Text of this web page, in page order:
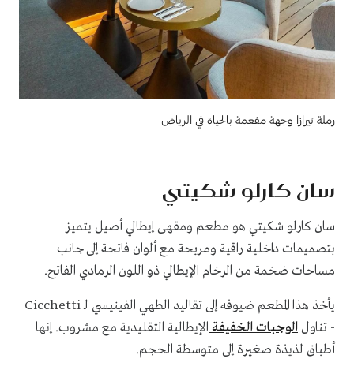
رملة تيرازا وجهة مفعمة بالحياة في الرياض
سان كارلو شكيتي
سان كارلو شكيتي هو مطعم ومقهى إيطالي أصيل يتميز
بتصميمات داخلية راقية ومريحة مع ألوان فاتحة إلى جانب
مساحات ضخمة من الرخام الإيطالي ذو اللون الرمادي الفاتح.
يأخذ هذا المطعم ضيوفه إلى تقاليد الطهي الفينيسي لـ Cicchetti
- تناولالوجبات الخفيفةالإيطالية التقليدية مع مشروب. إنها
أطباق لذيذة صغيرة إلى متوسطة الحجم.